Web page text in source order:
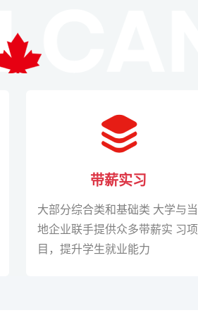
加拿大读本科
带薪实习
大部分综合类和基础类 大学与当
地企业联手提供众多带薪实 习项
目，提升学生就业能力